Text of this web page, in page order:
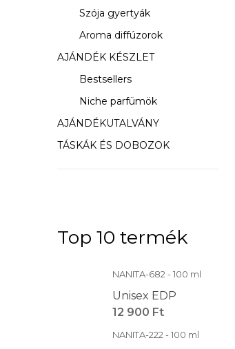
Szója gyertyák
Aroma diffúzorok
AJÁNDÉK KÉSZLET
Bestsellers
Niche parfümök
AJÁNDÉKUTALVÁNY
TÁSKÁK ÉS DOBOZOK
Top 10 termék
NANITA-682 - 100 ml
Unisex EDP
12 900 Ft
NANITA-222 - 100 ml